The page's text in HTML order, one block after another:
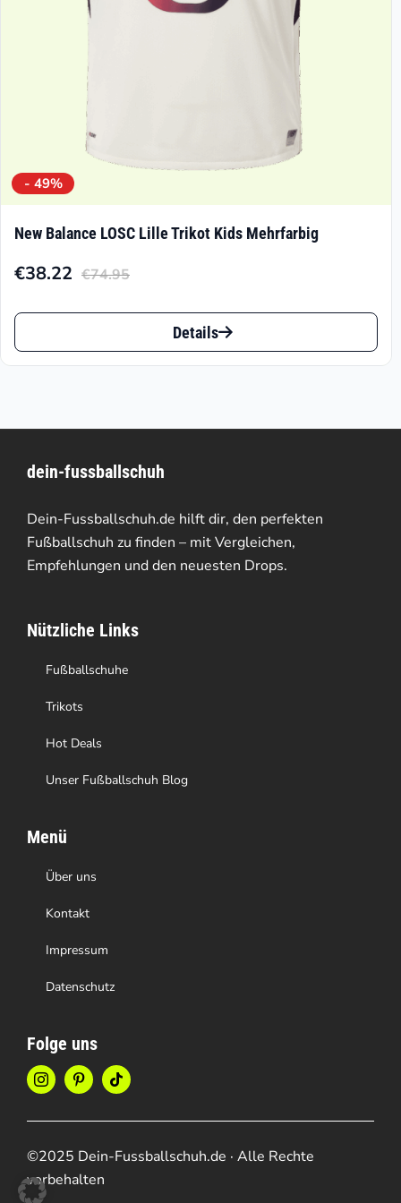
- 49%
New Balance LOSC Lille Trikot Kids Mehrfarbig
€74.95
Ursprünglicher
Preis
€74.95
€38.22
Aktueller
Preis
€38.22.
Dieses
Produkt
auf.
Die
Optionen
können
der
Produktseite
gewählt
werden
Details
dein-fussballschuh
Dein-Fussballschuh.de hilft dir, den perfekten
Fußballschuh zu finden – mit Vergleichen,
Empfehlungen und den neuesten Drops.
Nützliche Links
Fußballschuhe
Trikots
Hot Deals
Unser Fußballschuh Blog
Menü
Über uns
Kontakt
Impressum
Datenschutz
Folge uns
©2025 Dein-Fussballschuh.de · Alle Rechte
vorbehalten